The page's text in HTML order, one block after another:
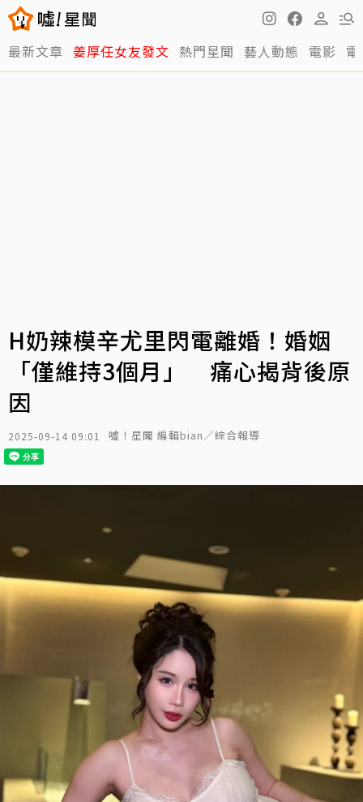
最新文章 姜厚任女友發文 熱門星聞 藝人動態 電影
H奶辣模辛尤里閃電離婚！婚姻
「僅維持3個月」 痛心揭背後原
因
2025-09-14 09:01 噓！星聞 編輯bian／綜合報導